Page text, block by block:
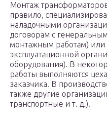
Монтаж
правило,
наладочными
договорам с
монтажным работам)
эксплуатационной
оборудования). В
работы выполняются
заказчика. В
также другие
транспортные и т. д.).